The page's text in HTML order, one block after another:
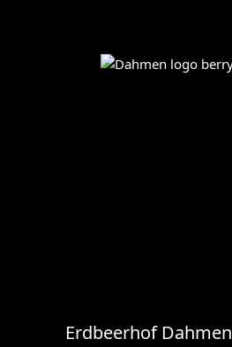
Erdbeerhof Dahmen